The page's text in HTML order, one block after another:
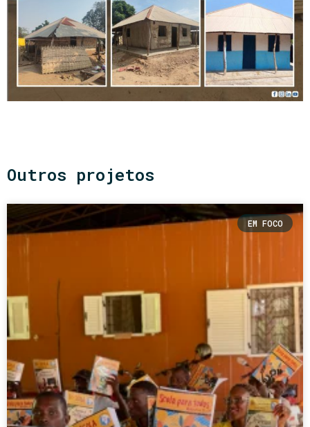
Outros projetos
EM FOCO